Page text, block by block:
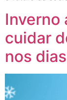
Inverno
cuidar
nos